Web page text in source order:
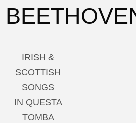
IRISH &
SCOTTISH
SONGS
IN QUESTA
TOMBA